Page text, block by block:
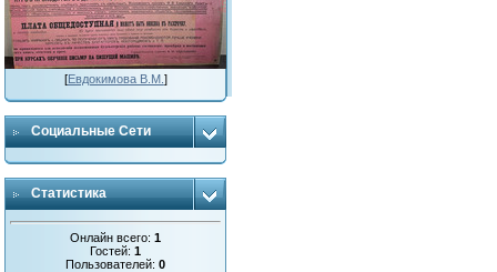
[Евдокимова В.М. ]
Социальные Сети
Статистика
Онлайн всего:1
Гостей:1
Пользователей:0